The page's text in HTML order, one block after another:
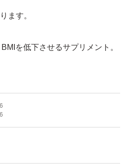
ます。
を低下させるサプリメント。
サプリメント
、ビタミンなど